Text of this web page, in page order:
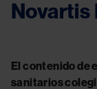
Novartis
El contenido de
sanitarios